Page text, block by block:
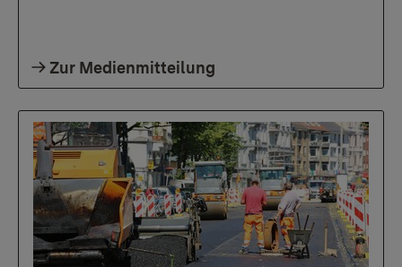
Zur Medienmitteilung